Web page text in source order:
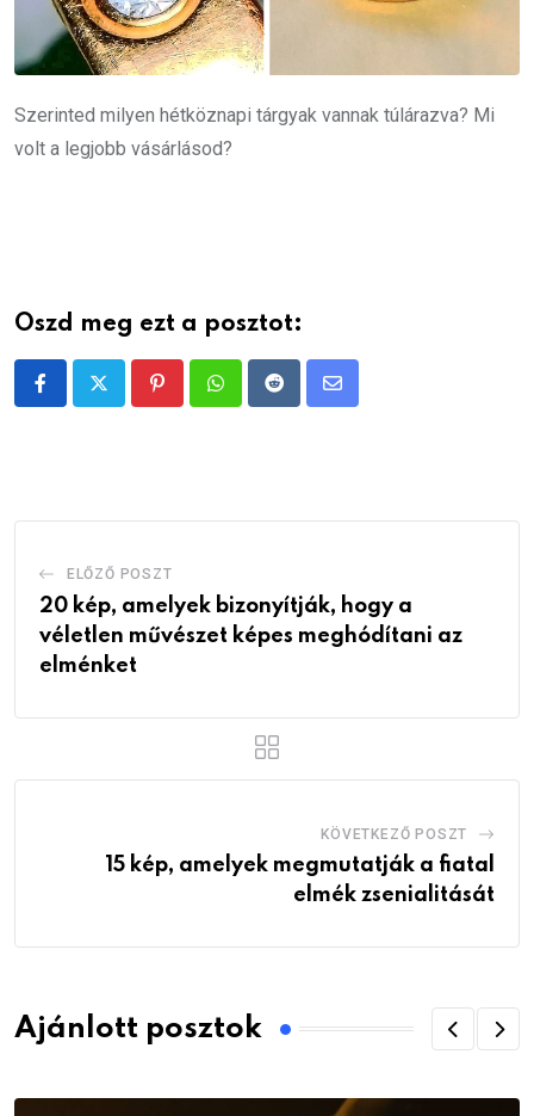
Szerinted milyen hétköznapi tárgyak vannak túlárazva? Mi
volt a legjobb vásárlásod?
Oszd meg ezt a posztot:
PinterestWhatsappRedditShare
ELŐZŐ POSZT
20 kép, amelyek bizonyítják, hogy a
véletlen művészet képes meghódítani az
elménket
KÖVETKEZŐ POSZT
15 kép, amelyek megmutatják a fiatal
elmék zsenialitását
Ajánlott posztok